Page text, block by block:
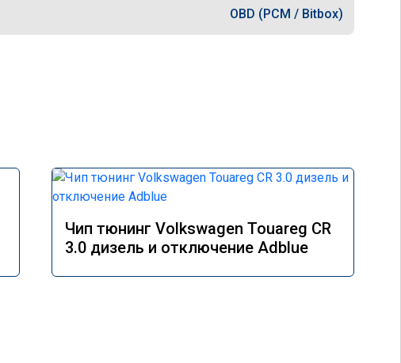
OBD (PCM / Bitbox)
Чип тюнинг Volkswagen Touareg CR
3.0 дизель и отключение Adblue